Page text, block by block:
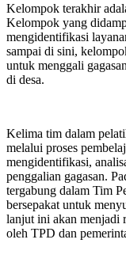
Kelompok terakhir
Kelompok yang
mengidentifikasi
sampai di sini,
untuk menggali
di desa.
Kelima tim dalam
melalui proses
mengidentifikasi,
penggalian gagasan.
tergabung dalam Tim
bersepakat untuk
lanjut ini akan menjadi
oleh TPD dan